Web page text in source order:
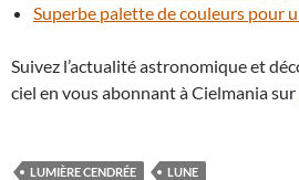
Superbe palette de couleurs pour
Suivez l’actualité astronomique et
ciel en vous abonnant à Cielmania sur
LUMIÈRE CENDRÉE LUNE